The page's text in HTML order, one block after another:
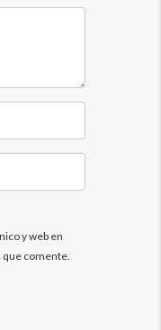
y web en
que comente.